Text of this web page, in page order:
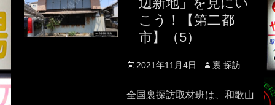
こう！【第二都
市】（5）
Posted
2021年11月4日 Author
裏 探訪
全国裏探訪取材班は、和歌山